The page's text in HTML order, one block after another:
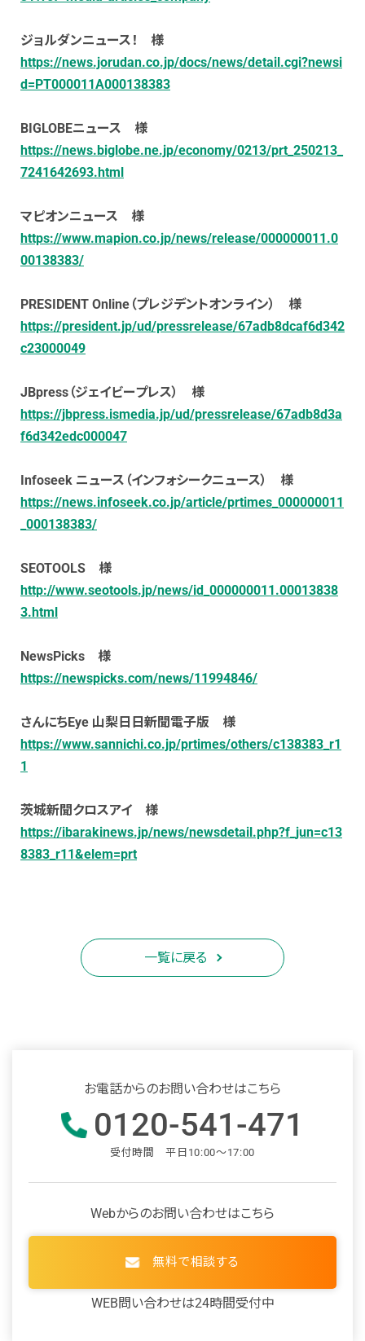
ジョルダンニュース！ 様
https://news.jorudan.co.jp/docs/news/detail.cgi?newsi
d=PT000011A000138383
BIGLOBEニュース 様
https://news.biglobe.ne.jp/economy/0213/prt_250213_
7241642693.html
マピオンニュース 様
https://www.mapion.co.jp/news/release/000000011.0
00138383/
PRESIDENT Online（プレジデントオンライン） 様
https://president.jp/ud/pressrelease/67adb8dcaf6d342
c23000049
JBpress（ジェイビープレス） 様
https://jbpress.ismedia.jp/ud/pressrelease/67adb8d3a
f6d342edc000047
Infoseek ニュース（インフォシークニュース） 様
https://news.infoseek.co.jp/article/prtimes_000000011
_000138383/
SEOTOOLS 様
http://www.seotools.jp/news/id_000000011.00013838
3.html
NewsPicks 様
https://newspicks.com/news/11994846/
さんにちEye 山梨日日新聞電子版 様
https://www.sannichi.co.jp/prtimes/others/c138383_r1
1
茨城新聞クロスアイ 様
https://ibarakinews.jp/news/newsdetail.php?f_jun=c13
8383_r11&elem=prt
一覧に戻る
お電話からのお問い合わせはこちら
0120-541-471
受付時間 平日10:00～17:00
Webからのお問い合わせはこちら
無料で相談する
WEB問い合わせは24時間受付中